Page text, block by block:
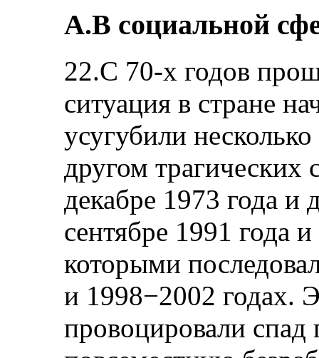
А.В социальной
22.С 70-х годов
ситуация в стране
усугубили
другом трагических
декабре 1973 года и
сентябре 1991 года
которыми
и 1998−2002 годах.
провоцировали спад